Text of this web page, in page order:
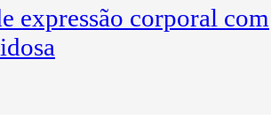
expressão corporal com